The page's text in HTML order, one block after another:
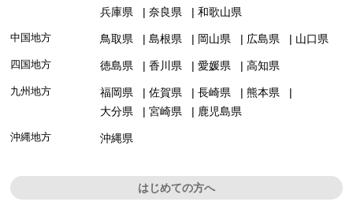
兵庫県
奈良県 和歌山県
中国地方 鳥取県 島根県 岡山県 広島県 山口県
四国地方 徳島県 香川県 愛媛県 高知県
九州地方 福岡県 佐賀県 長崎県
熊本県
大分県
宮崎県 鹿児島県
沖縄地方 沖縄県
はじめての方へ